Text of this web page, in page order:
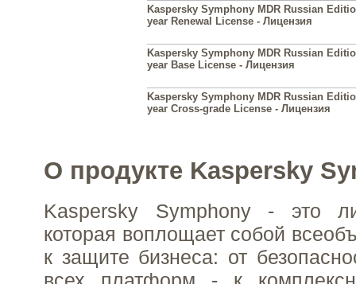
Kaspersky Symphony MDR Russian
year Renewal License - Лицензия
Kaspersky Symphony MDR Russian
year Base License - Лицензия
Kaspersky Symphony MDR Russian
year Cross-grade License - Лицензия
О продукте Kaspersky
Kaspersky Symphony - это
которая воплощает собой
к защите бизнеса: от